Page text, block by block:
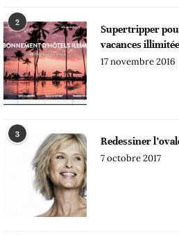
2
Supertripper
vacances
17 novembre 2016
3
Redessiner
7 octobre 2017